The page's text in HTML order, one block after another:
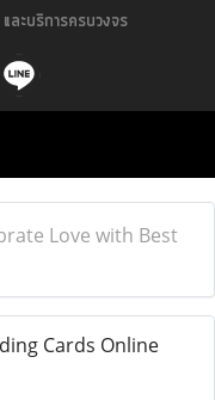
ละบริการครบวงจร
Love with Best
Cards Online